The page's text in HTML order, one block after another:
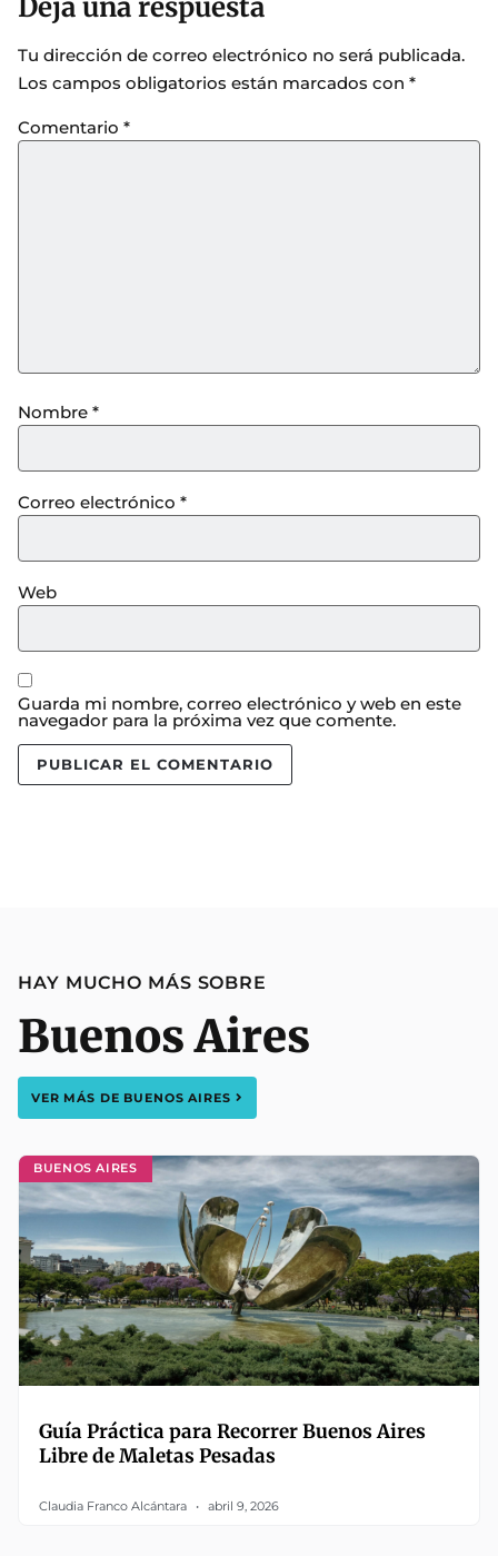
Deja una respuesta
Tu dirección de correo electrónico no será publicada.
Los campos obligatorios están marcados con *
Comentario *
Nombre *
Correo electrónico *
Web
Guarda mi nombre, correo electrónico y web en este
navegador para la próxima vez que comente.
HAY MUCHO MÁS SOBRE
Buenos Aires
VER MÁS DE BUENOS AIRES
BUENOS AIRES
Guía Práctica para Recorrer Buenos Aires
Libre de Maletas Pesadas
Claudia Franco Alcántara abril 9, 2026